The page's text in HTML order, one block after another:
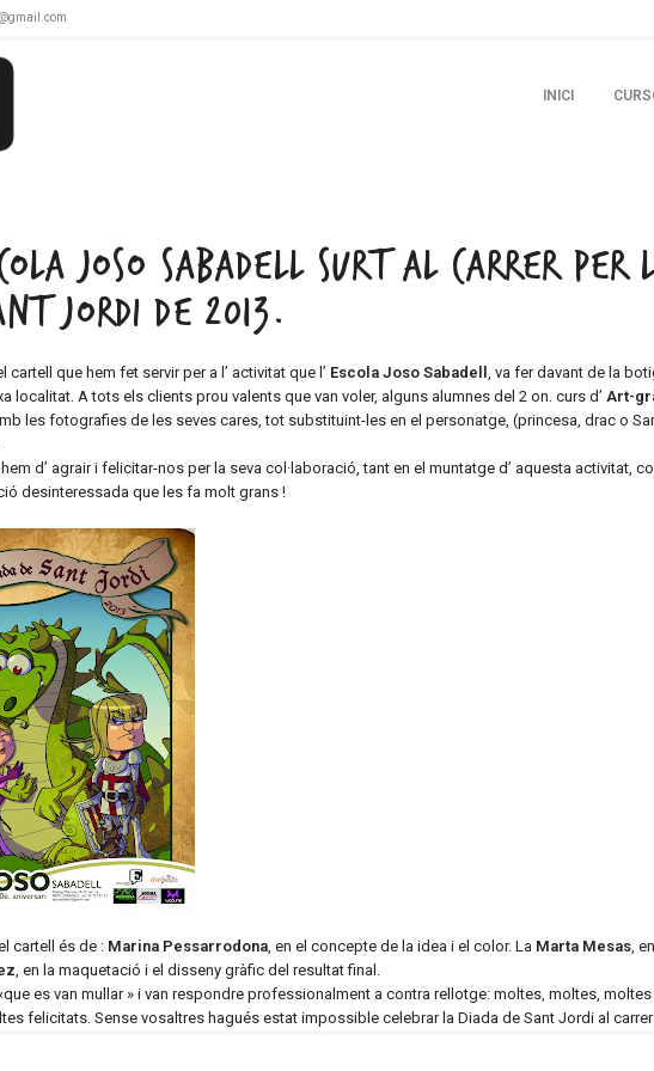
SKIP TO
SKIP TO
INICI
JOSO SABADELL SURT AL CARRER PER
JORDI DE 2013.
cartell que hem fet servir per a l’ activitat que l’ Escola Joso Sabadell , va fer davant de la
localitat. A tots els clients prou valents que van voler, alguns alumnes del 2 on. curs d’ Art-
les fotografies de les seves cares, tot substituint-les en el personatge, (princesa, drac o
d’ agrair i felicitar-nos per la seva col·laboració, tant en el muntatge d’ aquesta activitat,
desinteressada que les fa molt grans !
cartell és de : Marina Pessarrodona, en el concepte de la idea i el color. La Marta Mesas,
, en la maquetació i el disseny gràfic del resultat final.
es van mullar » i van respondre professionalment a contra rellotge: moltes, moltes,
felicitats. Sense vosaltres hagués estat impossible celebrar la Diada de Sant Jordi al carrer